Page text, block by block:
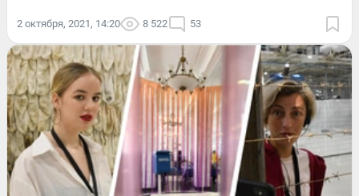
2 октября, 2021, 14:20 8 522 53